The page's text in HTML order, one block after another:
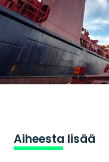
Aiheesta lisää